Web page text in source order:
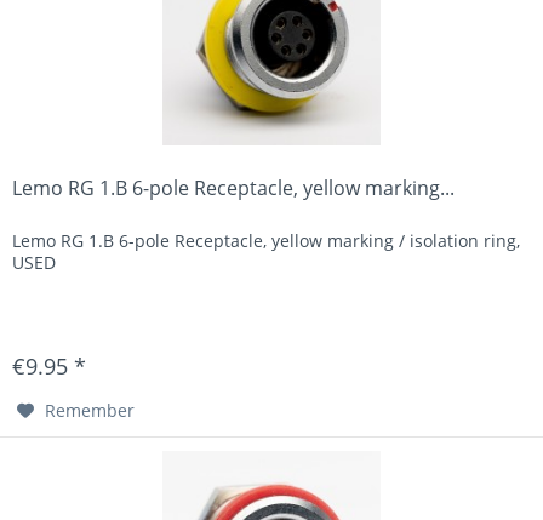
Lemo RG 1.B 6-pole Receptacle, yellow marking...
Lemo RG 1.B 6-pole Receptacle, yellow marking / isolation ring,
USED
€9.95 *
Remember